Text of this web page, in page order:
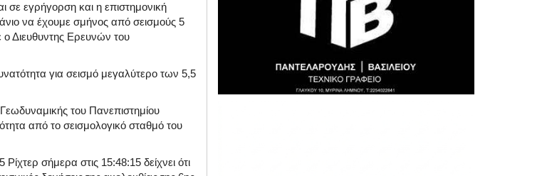
σε εγρήγορση και η επιστημονική
να έχουμε σμήνος από σεισμούς 5
ο Διευθυντης Ερευνών του
για σεισμό μεγαλύτερο των 5,5
του Πανεπιστημίου
από το σεισμολογικό σταθμό του
σήμερα στις 15:48:15 δείχνει ότι